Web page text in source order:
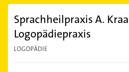
Sprachheilpraxis A.
Logopädiepraxis
LOGOPÄDIE